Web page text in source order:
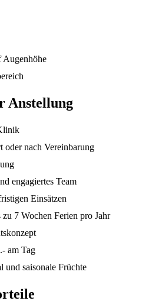
Herausforderungen und
Chancen
Anstellung
oder nach Vereinbarung
engagiertes Team
Einsätzen
7 Wochen Ferien pro Jahr
am Tag
und saisonale Früchte